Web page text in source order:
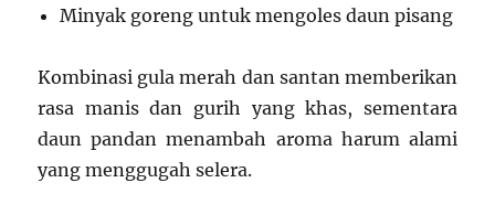
Minyak goreng untuk mengoles daun pisang
Kombinasi gula merah dan santan memberikan
rasa manis dan gurih yang khas, sementara
daun pandan menambah aroma harum alami
yang menggugah selera.